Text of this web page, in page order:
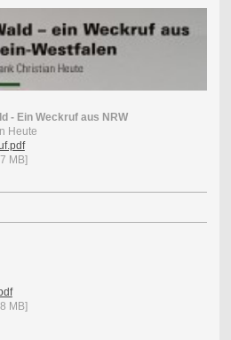
- Ein Weckruf aus NRW
Heute
MB]
MB]